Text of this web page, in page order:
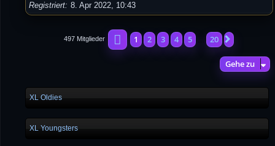
Registriert 8. Apr 2022, 10:43
497 Mitglieder Seite1von20
1 2 3 4 5 20
Gehe zu
XL Oldies
XL Youngsters